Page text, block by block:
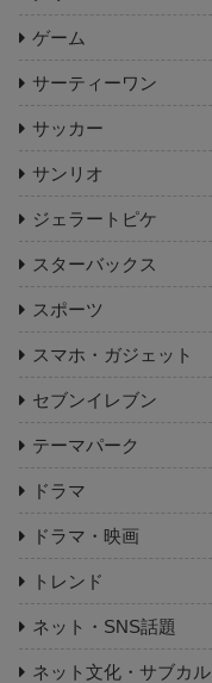
ゲーム
サーティーワン
サッカー
サンリオ
ジェラートピケ
スターバックス
スポーツ
スマホ・ガジェット
セブンイレブン
テーマパーク
ドラマ
ドラマ・映画
トレンド
ネット・SNS話題
ネット文化・サブカル